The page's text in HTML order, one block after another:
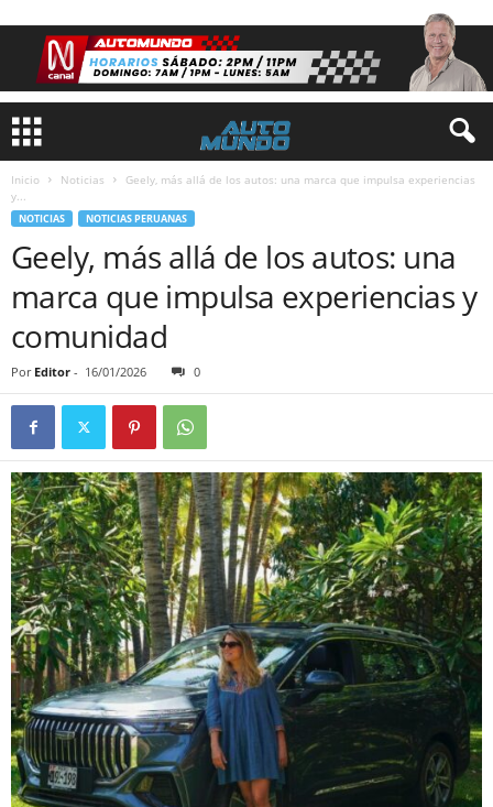
Inicio Noticias
Geely, más allá de los autos: una marca que impulsa experiencias
y...
NOTICIAS NOTICIAS PERUANAS
Geely, más allá de los autos: una
marca que impulsa experiencias y
comunidad
Por Editor - 16/01/2026 0